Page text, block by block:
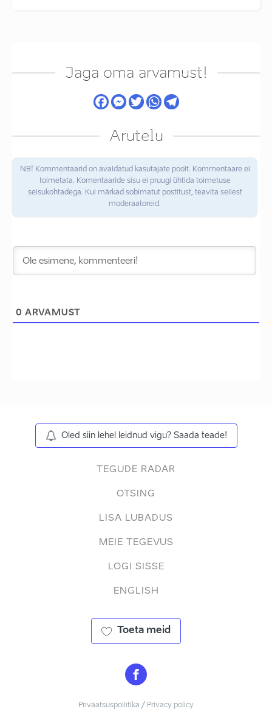
Jaga oma arvamust!
Arutelu
NB! Kommentaarid on avaldatud kasutajate poolt. Kommentaare ei
toimetata. Komentaaride sisu ei pruugi ühtida toimetuse
seisukohtadega. Kui märkad sobimatut postitust, teavita sellest
moderaatoreid.
0 ARVAMUST
Oled siin lehel leidnud vigu? Saada teade!
TEGUDE RADAR
OTSING
LISA LUBADUS
MEIE TEGEVUS
LOGI SISSE
ENGLISH
Toeta meid
Privaatsuspoliitika / Privacy policy